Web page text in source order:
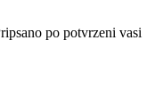
po potvrzeni vasi